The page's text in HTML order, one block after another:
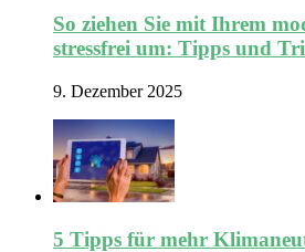
So ziehen Sie mit Ihrem
stressfrei um: Tipps und
9. Dezember 2025
5 Tipps für mehr